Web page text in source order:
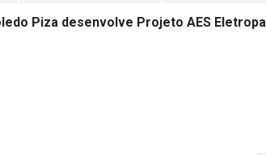
Piza desenvolve Projeto AES